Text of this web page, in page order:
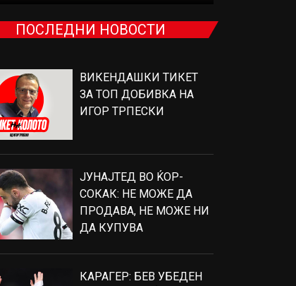
ПОСЛЕДНИ НОВОСТИ
ВИКЕНДАШКИ ТИКЕТ
ЗА ТОП ДОБИВКА НА
ИГОР ТРПЕСКИ
ЈУНАЈТЕД ВО ЌОР-
СОКАК: НЕ МОЖЕ ДА
ПРОДАВА, НЕ МОЖЕ НИ
ДА КУПУВА
КАРАГЕР: БЕВ УБЕДЕН